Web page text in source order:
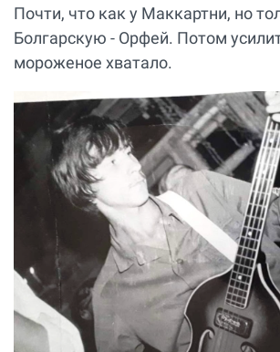
Почти, что как у Маккартни, но
Болгарскую - Орфей. Потом
мороженое хватало.